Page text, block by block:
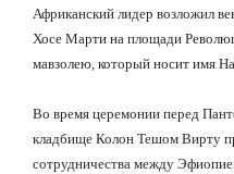
Африканский лидер возложил
Хосе Марти на площади
мавзолею, который носит имя
Во время церемонии перед
кладбище Колон Тешом Вирту
сотрудничества между